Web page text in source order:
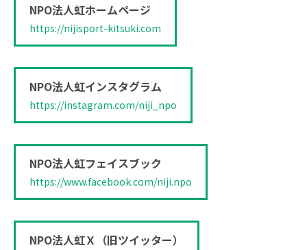
NPO法人虹ホームページ
https://nijisport-kitsuki.com
NPO法人虹インスタグラム
https://instagram.com/niji_npo
NPO法人虹フェイスブック
https://www.facebook.com/niji.npo
NPO法人虹Ｘ（旧ツイッター）